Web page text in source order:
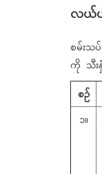
လယ်ယ
စမ်းသ
ကို သီးနှံ
စဉ်
၁။